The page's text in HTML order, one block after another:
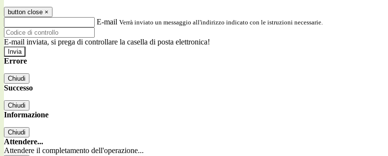
button close ×
E-mail Verrà inviato un messaggio all'indirizzo indicato con le istruzioni necessarie.
E-mail inviata, si prega di controllare la casella di posta elettronica!
Errore
Chiudi
Successo
Chiudi
Informazione
Chiudi
Attendere...
Attendere il completamento dell'operazione...